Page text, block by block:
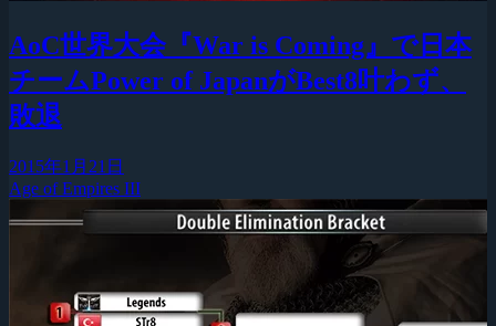
AoC世界大会『War is Coming』で日本
チームPower of JapanがBest8叶わず、
敗退
2015年1月21日
Age of Empires III